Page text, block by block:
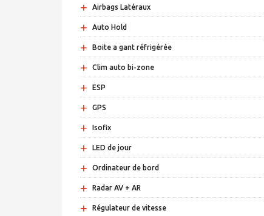
+ Airbags Latéraux
+ Auto Hold
+ Boite a gant réfrigérée
+ Clim auto bi-zone
+ ESP
+ GPS
+ Isofix
+ LED de jour
+ Ordinateur de bord
+ Radar AV + AR
+ Régulateur de vitesse